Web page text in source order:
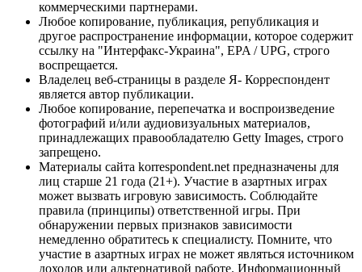
коммерческими партнерами.
Любое копирование, публикация, републикация и
другое распространение информации, которое содержит
ссылку на "Интерфакс-Украина", EPA / UPG, строго
воспрещается.
Владелец веб-страницы в разделе Я- Корреспондент
является автор публикации.
Любое копирование, перепечатка и воспроизведение
фотографий и/или аудиовизуальных материалов,
принадлежащих правообладателю Getty Images, строго
запрещено.
Материалы сайта korrespondent.net предназначены для
лиц старше 21 года (21+). Участие в азартных играх
может вызвать игровую зависимость. Соблюдайте
правила (принципы) ответственной игры. При
обнаружении первых признаков зависимости
немедленно обратитесь к специалисту. Помните, что
участие в азартных играх не может являться источником
доходов или альтернативой работе. Информационный